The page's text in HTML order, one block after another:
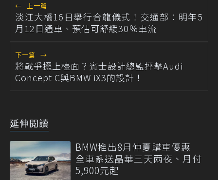
← 上一篇
淡江大橋16日舉行合龍儀式！交通部：明年5
月12日通車、預估可舒緩30％車流
下一篇 →
將戰爭擺上檯面？賓士設計總監抨擊Audi
Concept C與BMW iX3的設計！
延伸閱讀
BMW推出8月仲夏購車優惠
全車系送晶華三天兩夜、月付
5,900元起